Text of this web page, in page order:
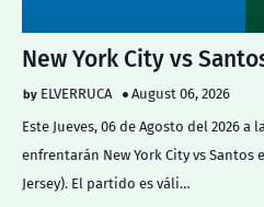
New York City vs
ELVERRUCA
August 06, 2026
Este Jueves, 06 de Agosto del 2026 a
enfrentarán New York City vs Santos
Jersey). El partido es váli…